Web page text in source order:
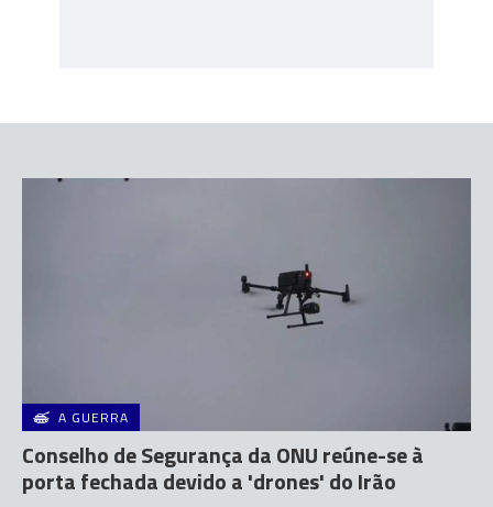
A GUERRA
Conselho de Segurança da ONU reúne-se à
porta fechada devido a 'drones' do Irão